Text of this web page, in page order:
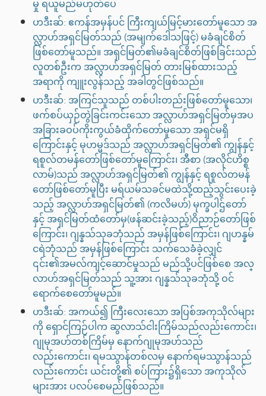
မှု ရယူမည်မဟုတ်ပေ
ဟဒီးဆ်: ဧကန်အမှန်ပင် ကြီးကျယ်မြင့်မားတော်မူသော အ
လ္လာဟ်အရှင်မြတ်သည် (အမျက်ဒေါသဖြင့်) မခံချင်စိတ်
ဖြစ်တော်မူသည်။ အရှင်မြတ်၏မခံချင်စိတ်ဖြစ်ခြင်းသည်
လူတစ်ဦးက အလ္လာဟ်အရှင်မြတ် တားမြစ်ထားသည့်
အရာကို ကျူးလွန်သည့် အခါတွင်ဖြစ်သည်။
ဟဒီးဆ်: အကြင်သူသည် တစ်ပါးတည်းဖြစ်တော်မူသော၊
ဖက်စပ်ယှဉ်တွဲခြင်းကင်းသော အလ္လာဟ်အရှင်မြတ်မှအပ
အခြားခဝပ်ကိုးကွယ်ခံထိုက်တော်မူသော အရှင်မရှိ
ကြောင်းနှင့် မုဟမ္မဒ်သည် အလ္လာဟ်အရှင်မြတ်၏ ကျွန်နှင့်
ရစူလ်တမန်တော်ဖြစ်တော်မူကြောင်း၊ အီစာ (အလိုင်ဟိစ္စ
လာမ်)သည် အလ္လာဟ်အရှင်မြတ်၏ ကျွန်နှင့် ရစူလ်တမန်
တော်ဖြစ်တော်မူပြီး မရ်ယမ်သခင်မထဲသို့ထည့်သွင်းပေးခဲ့
သည့် အလ္လာဟ်အရှင်မြတ်၏ (ကလိမဟ်) မုက္ခပါဌ်တော်
နှင့် အရှင်မြတ်ထံတော်မှ(ဖန်ဆင်းခဲ့သည့်)ဝိညာဉ်တော်ဖြစ်
ကြောင်း၊ ဂျန္နသ်သုခဘုံသည် အမှန်ဖြစ်ကြောင်း၊ ဂျဟန္နမ်
ငရဲဘုံသည် အမှန်ဖြစ်ကြောင်း သက်သေခံခဲ့လျှင်
၎င်း၏အမလ်ကျင့်ဆောင်မှုသည် မည်သို့ပင်ဖြစ်စေ အလ္
လာဟ်အရှင်မြတ်သည် သူ့အား ဂျန္နသ်သုခဘုံသို့ ဝင်
ရောက်စေတော်မူမည်။
ဟဒီးဆ်: အကယ်၍ ကြီးလေးသော အပြစ်အကုသိုလ်များ
ကို ရှောင်ကြဉ်ပါက ဆွလာသ်ငါးကြိမ်သည်လည်းကောင်း၊
ဂျုမုအဟ်တစ်ကြိမ်မှ နောက်ဂျုမုအဟ်သည်
လည်းကောင်း၊ ရမဿွာန်တစ်လမှ နောက်ရမဿွာန်သည်
လည်းကောင်း ယင်းတို့၏ စပ်ကြား၌ရှိသော အကုသိုလ်
များအား ပလပ်စေမည်ဖြစ်သည်။